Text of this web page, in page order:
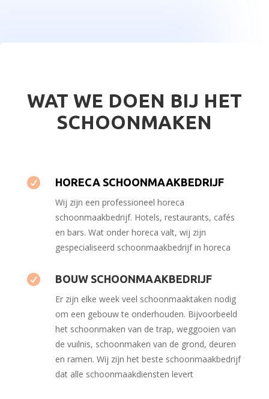
WAT WE DOEN BIJ HET
SCHOONMAKEN
 HORECA SCHOONMAAKBEDRIJF
Wij zijn een professioneel horeca
schoonmaakbedrijf. Hotels, restaurants, cafés
en bars. Wat onder horeca valt, wij zijn
gespecialiseerd schoonmaakbedrijf in horeca
 BOUW SCHOONMAAKBEDRIJF
Er zijn elke week veel schoonmaaktaken nodig
om een ​​gebouw te onderhouden. Bijvoorbeeld
het schoonmaken van de trap, weggooien van
de vuilnis, schoonmaken van de grond, deuren
en ramen. Wij zijn het beste schoonmaakbedrijf
dat alle schoonmaakdiensten levert